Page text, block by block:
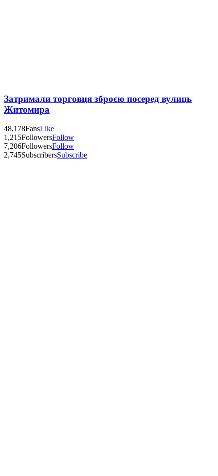
Затримали торговця зброєю посеред вулиць
Житомира
48,178FansLike
1,215FollowersFollow
7,206FollowersFollow
2,745SubscribersSubscribe